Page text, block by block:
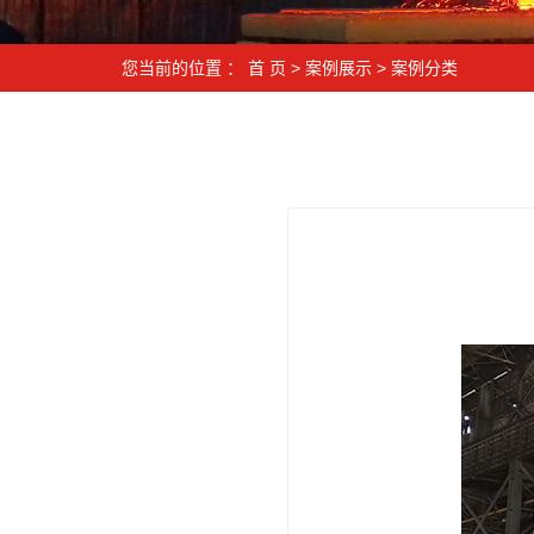
您当前的位置 ： 首 页 > 案例展示 > 案例分类